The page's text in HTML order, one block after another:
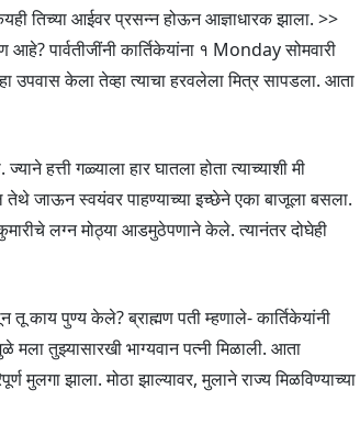
तिच्या आईवर प्रसन्न होऊन आज्ञाधारक झाला. >>
पार्वतीजींनी कार्तिकेयांना १ Monday सोमवारी
उपवास केला तेव्हा त्याचा हरवलेला मित्र सापडला. आता
हत्ती गळ्याला हार घातला होता त्याच्याशी मी
जाऊन स्वयंवर पाहण्याच्या इच्छेने एका बाजूला बसला.
लग्न मोठ्या आडमुठेपणाने केले. त्यानंतर दोघेही
काय पुण्य केले? ब्राह्मण पती म्हणाले- कार्तिकेयांनी
मला तुझ्यासारखी भाग्यवान पत्नी मिळाली. आता
मुलगा झाला. मोठा झाल्यावर, मुलाने राज्य मिळविण्याच्या